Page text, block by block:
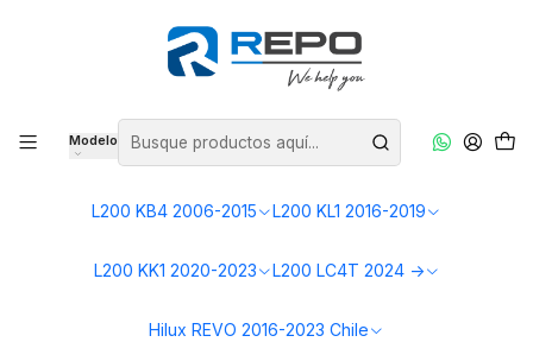
Modelo
L200 KB4 2006-2015 L200 KL1 2016-2019
L200 KK1 2020-2023 L200 LC4T 2024 ->
Hilux REVO 2016-2023 Chile